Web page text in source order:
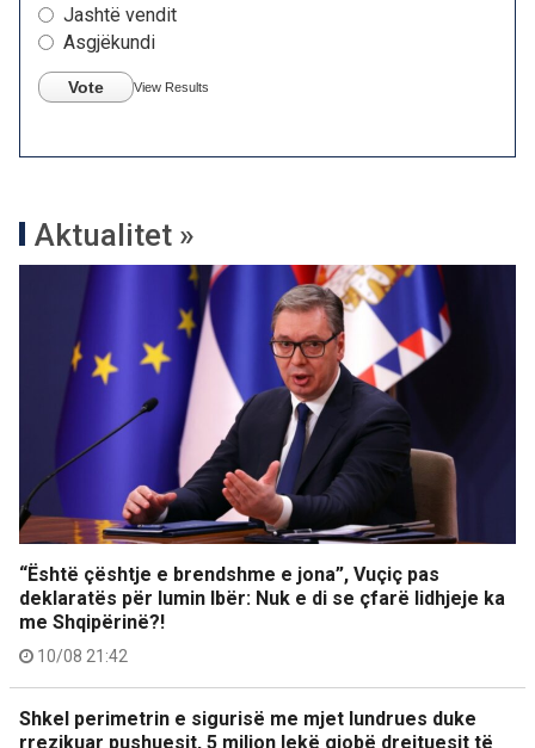
Jashtë vendit
Asgjëkundi
Vote View Results
Aktualitet »
“Është çështje e brendshme e jona”, Vuçiç pas
deklaratës për lumin Ibër: Nuk e di se çfarë lidhjeje ka
me Shqipërinë?!
10/08 21:42
Shkel perimetrin e sigurisë me mjet lundrues duke
rrezikuar pushuesit, 5 milion lekë gjobë drejtuesit të